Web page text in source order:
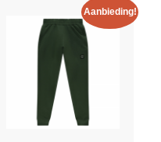
Aanbieding!